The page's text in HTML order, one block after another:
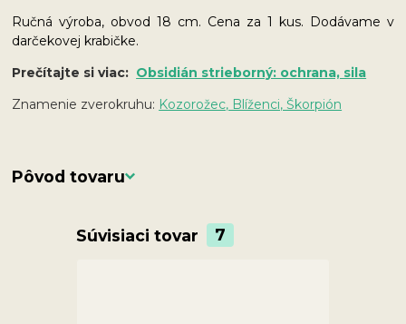
Ručná výroba, obvod 18 cm. Cena za 1 kus. Dodávame v
darčekovej krabičke.
Prečítajte si viac: Obsidián strieborný: ochrana, sila
Znamenie zverokruhu: Kozorožec, Blíženci, Škorpión
Pôvod tovaru
Súvisiaci tovar 7